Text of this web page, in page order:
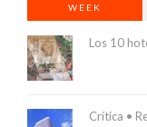
WEEK
Los 10
Crítica •